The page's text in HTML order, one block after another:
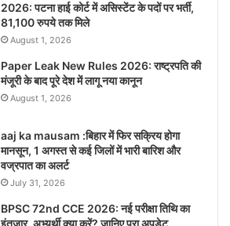
2026: पटना हाई कोर्ट में असिस्टेंट के पदों पर भर्ती,
81,100 रुपये तक मिले
August 1, 2026
Paper Leak New Rules 2026: राष्ट्रपति की
मंजूरी के बाद पूरे देश में लागू नया कानून
August 1, 2026
aaj ka mausam :बिहार में फिर सक्रिय होगा
मानसून, 1 अगस्त से कई जिलों में भारी बारिश और
वज्रपात का अलर्ट
July 31, 2026
BPSC 72nd CCE 2026: नई परीक्षा तिथि का
इंतजार, अभ्यर्थी क्या करें? जानिए पूरा अपडेट